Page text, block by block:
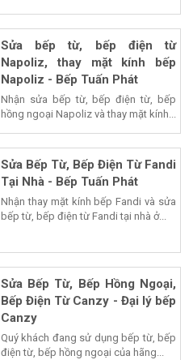
Sửa bếp từ, bếp điện từ
Napoliz, thay mặt kính bếp
Napoliz - Bếp Tuấn Phát
Nhận sửa bếp từ, bếp điện từ, bếp
hồng ngoại Napoliz và thay mặt kính...
Sửa Bếp Từ, Bếp Điện Từ Fandi
Tại Nhà - Bếp Tuấn Phát
Nhận thay mặt kính bếp Fandi và sửa
bếp từ, bếp điện từ Fandi tại nhà ở...
Sửa Bếp Từ, Bếp Hồng Ngoại,
Bếp Điện Từ Canzy - Đại lý bếp
Canzy
Quý khách đang sử dụng bếp từ, bếp
điện từ, bếp hồng ngoại của hãng...